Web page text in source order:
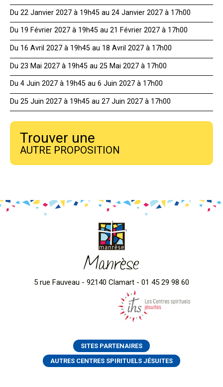
Du 22 Janvier 2027 à 19h45 au 24 Janvier 2027 à 17h00
Du 19 Février 2027 à 19h45 au 21 Février 2027 à 17h00
Du 16 Avril 2027 à 19h45 au 18 Avril 2027 à 17h00
Du 23 Mai 2027 à 19h45 au 25 Mai 2027 à 17h00
Du 4 Juin 2027 à 19h45 au 6 Juin 2027 à 17h00
Du 25 Juin 2027 à 19h45 au 27 Juin 2027 à 17h00
Trouver une
AUTRE PROPOSITION
Manrèse
5 rue Fauveau - 92140 Clamart - 01 45 29 98 60
SITES PARTENAIRES
AUTRES CENTRES SPIRITUELS JÉSUITES